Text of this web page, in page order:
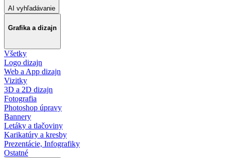
AI vyhľadávanie
Grafika a dizajn
Všetky
Logo dizajn
Web a App dizajn
Vizitky
3D a 2D dizajn
Fotografia
Photoshop úpravy
Bannery
Letáky a tlačoviny
Karikatúry a kresby
Prezentácie, Infografiky
Ostatné